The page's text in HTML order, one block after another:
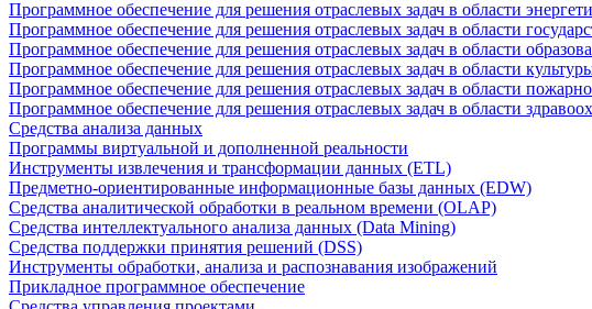
Программное обеспечение для решения отраслевых задач в области
Программное обеспечение для решения отраслевых задач в области
Программное обеспечение для решения отраслевых задач в области
Программное обеспечение для решения отраслевых задач в области
Программное обеспечение для решения отраслевых задач в области
Программное обеспечение для решения отраслевых задач в области
Средства анализа данных
Программы виртуальной и дополненной реальности
Инструменты извлечения и трансформации данных (ETL)
Предметно-ориентированные информационные базы данных (EDW)
Средства аналитической обработки в реальном времени (OLAP)
Средства интеллектуального анализа данных (Data Mining)
Средства поддержки принятия решений (DSS)
Инструменты обработки, анализа и распознавания изображений
Прикладное программное обеспечение